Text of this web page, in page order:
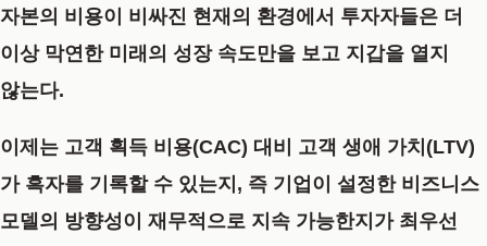
자본의 비용이 비싸진 현재의 환경에서 투자자들은 더
이상 막연한 미래의 성장 속도만을 보고 지갑을 열지
않는다.
이제는 고객 획득 비용(CAC) 대비 고객 생애 가치(LTV)
가 흑자를 기록할 수 있는지, 즉 기업이 설정한 비즈니스
모델의 방향성이 재무적으로 지속 가능한지가 최우선